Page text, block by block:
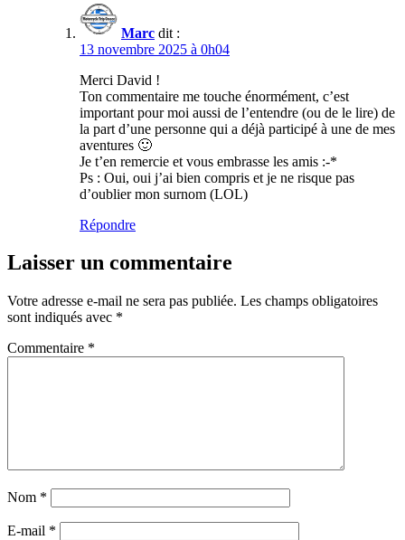
Marc dit :
13 novembre 2025 à 0h04
Merci David !
Ton commentaire me touche énormément, c’est
important pour moi aussi de l’entendre (ou de le lire) de
la part d’une personne qui a déjà participé à une de mes
aventures 🙂
Je t’en remercie et vous embrasse les amis :-*
Ps : Oui, oui j’ai bien compris et je ne risque pas
d’oublier mon surnom (LOL)
Répondre
Laisser un commentaire
Votre adresse e-mail ne sera pas publiée. Les champs obligatoires
sont indiqués avec *
Commentaire *
Nom *
E-mail *